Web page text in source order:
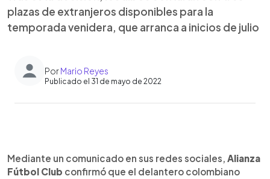
plazas de extranjeros disponibles para la
temporada venidera, que arranca a inicios de julio
PorMario Reyes
Publicado el 31 de mayo de 2022
► Escuchar artículo
Mediante un comunicado en sus redes sociales, Alianza
Fútbol Club confirmó que el delantero colombiano